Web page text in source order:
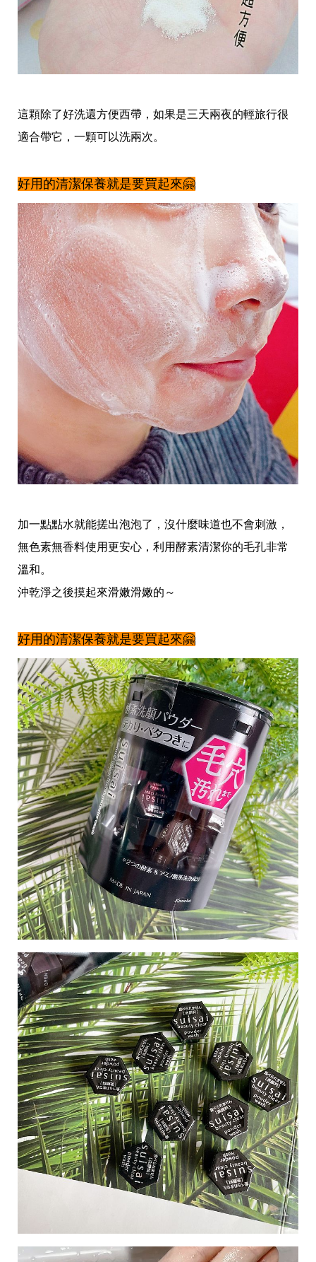
瘦
身
身
教
瘦
單
窕
計
畫
優
惠
新
知
時
事
生
惠
懶
人
購
物
首
頁
於
投
稿
聲
明
版
權
提
報
這顆除了好洗還方便西帶，如果是三天兩夜的輕旅行很
適合帶它，一顆可以洗兩次。
好用的清潔保養就是要買起來🤗
加一點點水就能搓出泡泡了，沒什麼味道也不會刺激，
無色素無香料使用更安心，利用酵素清潔你的毛孔非常
溫和。
沖乾淨之後摸起來滑嫩滑嫩的～
好用的清潔保養就是要買起來🤗